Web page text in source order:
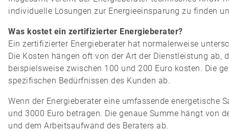
individuelle Lösungen zur Energieeinsparung zu finden
Was kostet ein zertifizierter Energieberater?
Ein zertifizierter Energieberater hat normalerweise
Die Kosten hängen oft von der Art der Dienstleistung ab,
beispielsweise zwischen 100 und 200 Euro kosten. Die
spezifischen Bedürfnissen des Kunden ab.
Wenn der Energieberater eine umfassende
und 3000 Euro betragen. Die genaue Summe hängt von
und dem Arbeitsaufwand des Beraters ab.